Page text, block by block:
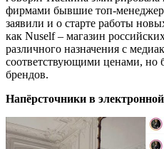
фирмами бывшие топ-
заявили и о старте работы
как Nuself – магазин
различного назначения с
соответствующими ценами, но
брендов.
Напёрсточники в